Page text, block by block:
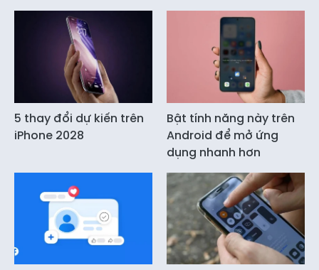
5 thay đổi dự kiến trên
iPhone 2028
Bật tính năng này trên
Android để mở ứng
dụng nhanh hơn